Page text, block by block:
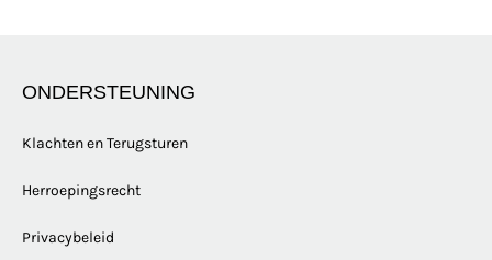
ONDERSTEUNING
Klachten en Terugsturen
Herroepingsrecht
Privacybeleid